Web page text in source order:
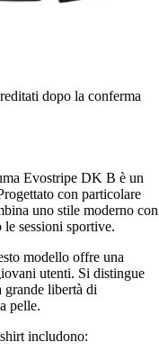
dopo la conferma
Evostripe DK B è un
con particolare
uno stile moderno con
sessioni sportive.
modello offre una
utenti. Si distingue
grande libertà di
pelle.
includono: